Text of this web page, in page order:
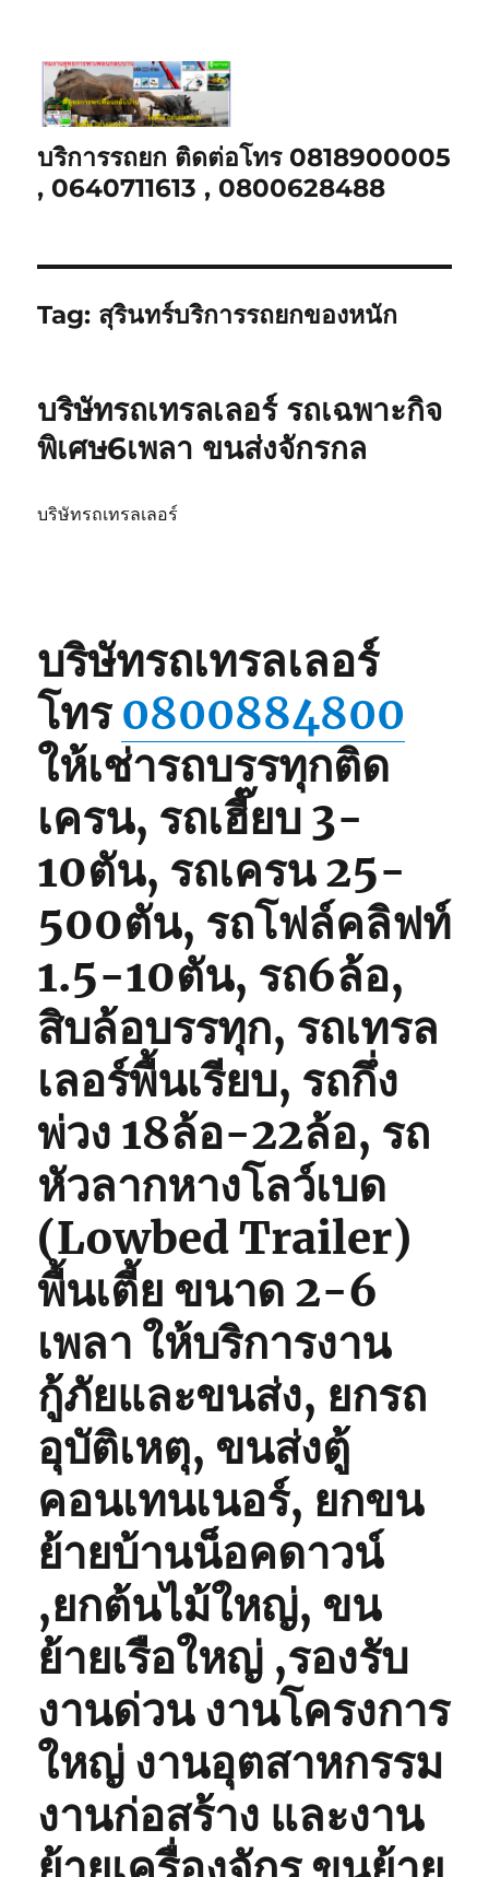
บริการรถยก ติดต่อโทร 0818900005
, 0640711613 , 0800628488
Tag: สุรินทร์บริการรถยกของหนัก
บริษัทรถเทรลเลอร์ รถเฉพาะกิจ
พิเศษ6เพลา ขนส่งจักรกล
บริษัทรถเทรลเลอร์
บริษัทรถเทรลเลอร์
โทร0800884800
ให้เช่ารถบรรทุกติด
เครน, รถเฮี๊ยบ 3-
10ตัน, รถเครน 25-
500ตัน, รถโฟล์คลิฟท์
1.5-10ตัน, รถ6ล้อ,
สิบล้อบรรทุก, รถเทรล
เลอร์พื้นเรียบ, รถกึ่ง
พ่วง 18ล้อ-22ล้อ, รถ
หัวลากหางโลว์เบด
(Lowbed Trailer)
พื้นเตี้ย ขนาด 2-6
เพลา ให้บริการงาน
กู้ภัยและขนส่ง, ยกรถ
อุบัติเหตุ, ขนส่งตู้
คอนเทนเนอร์, ยกขน
ย้ายบ้านน็อคดาวน์
,ยกต้นไม้ใหญ่, ขน
ย้ายเรือใหญ่ ,รองรับ
งานด่วน งานโครงการ
ใหญ่ งานอุตสาหกรรม
งานก่อสร้าง และงาน